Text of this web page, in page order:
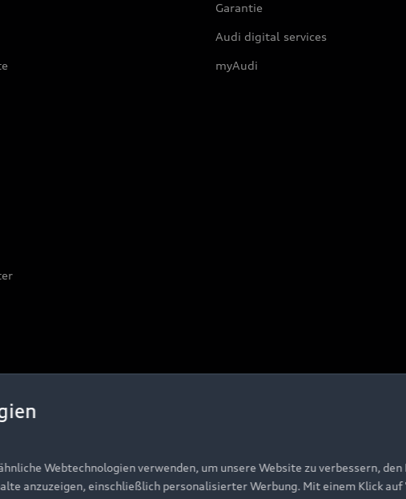
Garantie
Audi digital services
myAudi
Webtechnologien verwenden, um unsere Website zu verbessern,
anzuzeigen, einschließlich personalisierter Werbung. Mit einem Klick auf